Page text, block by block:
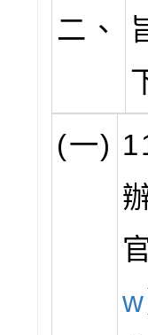
二、
(一)
w